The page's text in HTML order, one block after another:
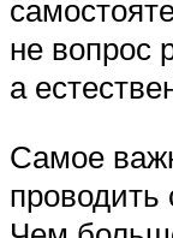
не вопрос
а
Самое